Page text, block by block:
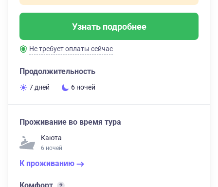
Узнать подробнее
Не требует оплаты сейчас
Продолжительность
7 дней 6 ночей
Проживание во время тура
Каюта
6 ночей
К проживанию